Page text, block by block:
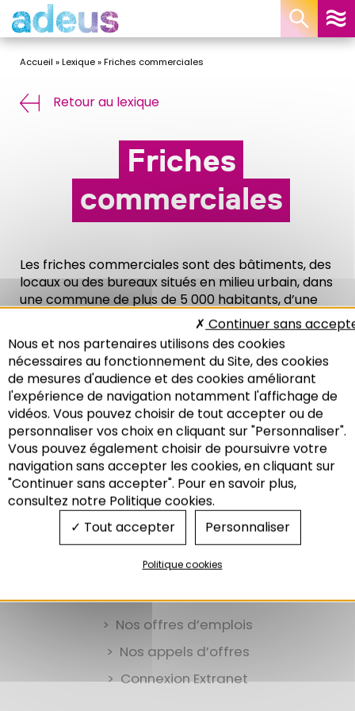
Recherche
Accueil »Lexique»Friches commerciales
Retour au lexique
Friches
commerciales
Les friches commerciales sont des bâtiments, des
locaux ou des bureaux situés en milieu urbain, dans
une commune de plus de 5 000 habitants, d’une
surface minimum de 300 m2 d’emprise, vides
depuis au moins deux ans et dont l’état n’importe
pas (c’est-à-dire aussi bien réutilisables
facilement que dégradés).
Source : Profil des friches du Bas-Rhin en 2000 : analyses
thématiques et géographiques , CG67 et Adeus, novembre
2000
Nos offres d’emplois
Nos appels d’offres
Connexion Extranet
Panneau de gestion des cookies
Nous et nos partenaires utilisons des cookies
nécessaires au fonctionnement du Site, des cookies
de mesures d'audience et des cookies améliorant
l'expérience de navigation notamment l'affichage de
vidéos. Vous pouvez choisir de tout accepter ou de
personnaliser vos choix en cliquant sur "Personnaliser".
Vous pouvez également choisir de poursuivre votre
navigation sans accepter les cookies, en cliquant sur
"Continuer sans accepter". Pour en savoir plus,
consultez notre Politique cookies.
Tout accepter
Continuer sans
Personnaliser
Politique cookies